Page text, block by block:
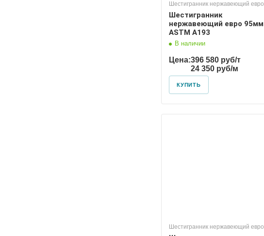
Шестигранник нержавеющий евро
Шестигранник
нержавеющий евро 95мм
ASTM A193
В наличии
Цена:396 580 руб/т
24 350 руб/м
КУПИТЬ
Шестигранник нержавеющий евро